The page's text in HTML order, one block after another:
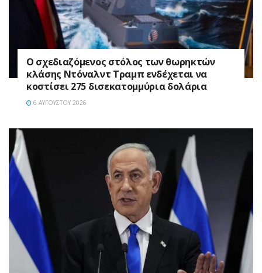
Ο σχεδιαζόμενος στόλος των θωρηκτών
κλάσης Ντόναλντ Τραμπ ενδέχεται να
κοστίσει 275 δισεκατομμύρια δολάρια
6 ΑΥΓΟΎΣΤΟΥ 2026